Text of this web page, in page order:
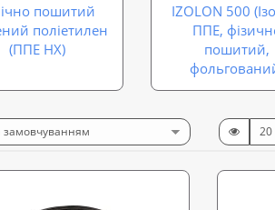
пошитий
поліетилен
(ППЕ НХ)
IZOLON 500
ППЕ,
пошитий,